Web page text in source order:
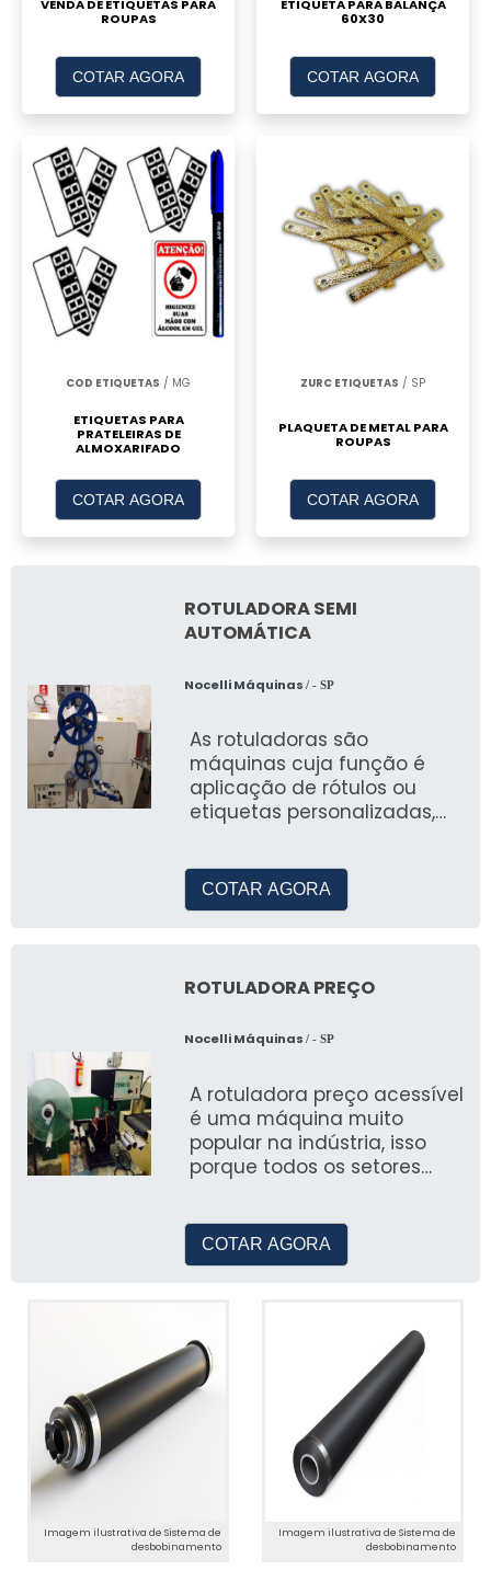
VENDA DE ETIQUETAS PARA
ROUPAS
COTAR AGORA
ETIQUETA PARA BALANÇA
60X30
COTAR AGORA
COD ETIQUETAS / MG
ETIQUETAS PARA
PRATELEIRAS DE
ALMOXARIFADO
COTAR AGORA
ZURC ETIQUETAS / SP
PLAQUETA DE METAL PARA
ROUPAS
COTAR AGORA
ROTULADORA SEMI
AUTOMÁTICA
Nocelli Máquinas / - SP
As rotuladoras são
máquinas cuja função é
aplicação de rótulos ou
etiquetas personalizadas,
COTAR AGORA
ROTULADORA PREÇO
Nocelli Máquinas / - SP
A rotuladora preço acessível
é uma máquina muito
popular na indústria, isso
porque todos os setores
COTAR AGORA
Imagem ilustrativa de Sistema de
desbobinamento
Imagem ilustrativa de Sistema de
desbobinamento